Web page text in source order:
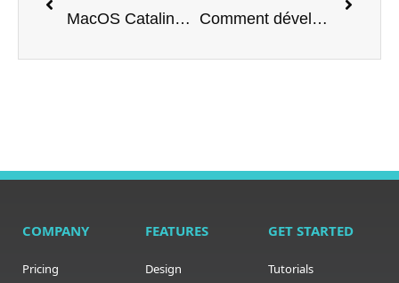
MacOS Catalina : nouveautés et mises en garde Comment développer son application web ?
COMPANY
Pricing
FEATURES
Design
GET STARTED
Tutorials